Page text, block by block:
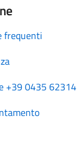
frequenti
+39 0435 62314